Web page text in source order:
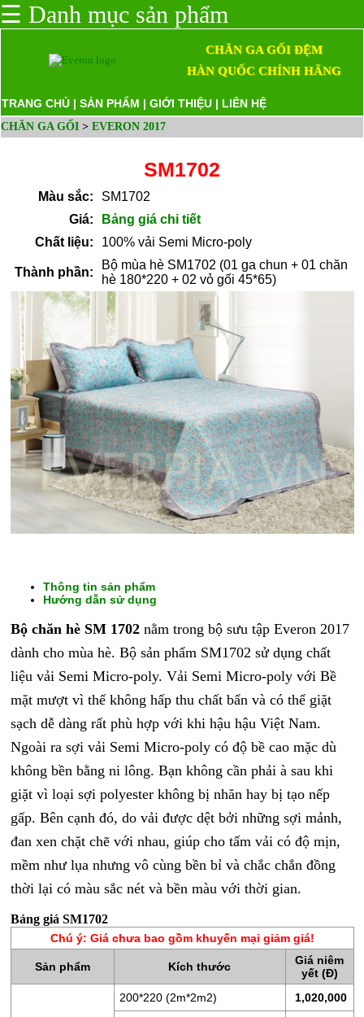
CHĂN
GA
GỐI
ĐỆM
BÔNG
ÉP
ĐỆM
LÒ
RUỘT
GỐI
RUỘT
CHĂN
BÔNG
BỘ
CAO
CẤP
ARTEMIS
☰ Danh mục sản phẩm
CHĂN GA GỐI ĐỆM
HÀN QUỐC CHÍNH HÃNG
TRANG CHỦ | SẢN PHẨM | GIỚI THIỆU | LIÊN HỆ
CHĂN GA GỐI > EVERON 2017
SM1702
Màu sắc:
SM1702
Giá:
Bảng giá chi tiết
Chất liệu:
100% vải Semi Micro-poly
Thành phần:
Bộ mùa hè SM1702 (01 ga chun + 01 chăn
hè 180*220 + 02 vỏ gối 45*65)
Thông tin sản phẩm
Hướng dẫn sử dụng
Bộ chăn hè SM 1702nằm trong bộ sưu tập Everon 2017
dành cho mùa hè. Bộ sản phẩm SM1702 sử dụng chất
liệu vải Semi Micro-poly. Vải Semi Micro-poly với Bề
mặt mượt vì thế không hấp thu chất bẩn và có thể giặt
sạch dễ dàng rất phù hợp với khi hậu hậu Việt Nam.
Ngoài ra sợi vải Semi Micro-poly có độ bề cao mặc dù
không bền bằng ni lông. Bạn không cần phải à sau khi
giặt vì loại sợi polyester không bị nhăn hay bị tạo nếp
gấp. Bên cạnh đó, do vải được dệt bởi những sợi mảnh,
đan xen chặt chẽ với nhau, giúp cho tấm vải có độ mịn,
mềm như lụa nhưng vô cùng bền bỉ và chắc chắn đồng
thời lại có màu sắc nét và bền màu với thời gian.
Bảng giá SM1702
Chú ý: Giá chưa bao gồm khuyến mại giảm giá!
Sản phẩm Kích thước
Giá niêm
yết (Đ)
200*220 (2m*2m2) 1,020,000